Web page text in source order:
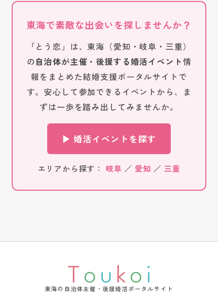
東海で素敵な出会いを探しませんか？
「とう恋」は、東海（愛知・岐阜・三重）
の 自治体が主催・後援する婚活イベント情
報をまとめた結婚支援ポータルサイトで
す。安心して参加できるイベントから、ま
ずは一歩を踏み出してみませんか。
▶ 婚活イベントを探す
エリアから探す： 岐阜 ／ 愛知 ／ 三重
東海の自治体主催・後援婚活ポータルサイト